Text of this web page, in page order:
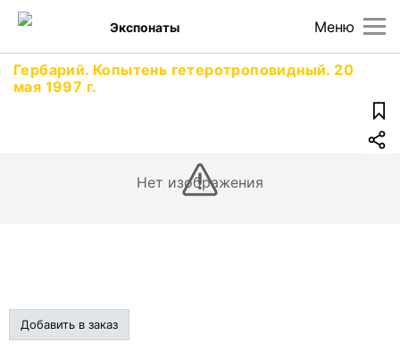
Меню
Экспонаты
Гербарий. Копытень гетеротроповидный. 20
мая 1997 г.
Нет изображения
Добавить в заказ